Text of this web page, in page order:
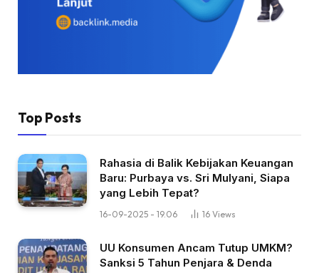
Top Posts
Rahasia di Balik Kebijakan Keuangan
Baru: Purbaya vs. Sri Mulyani, Siapa
yang Lebih Tepat?
16-09-2025 - 19.06 16 Views
UU Konsumen Ancam Tutup UMKM?
Sanksi 5 Tahun Penjara & Denda